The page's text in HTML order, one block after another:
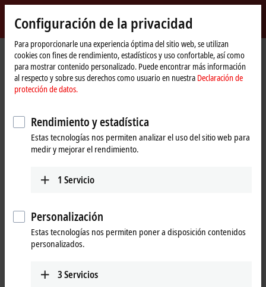
Beckhoff
-
New
Automation
Technology
myBeckhoff
Página
de
inicio
Support Download finder Search result
Search result
My bookmark list
To the bookmark list
Do you need help? Please feel free to contact us.
Configuración de la privacidad
Para proporcionarle una experiencia óptima del sitio web, se utilizan
cookies con fines de rendimiento, estadísticos y uso confortable, así como
para mostrar contenido personalizado. Puede encontrar más información
al respecto y sobre sus derechos como usuario en nuestra Declaración de
protección de datos.
Rendimiento y estadística
Estas tecnologías nos permiten analizar el uso del sitio web para
medir y mejorar el rendimiento.
1 Servicio
Personalización
Estas tecnologías nos permiten poner a disposición contenidos
personalizados.
3Servicios